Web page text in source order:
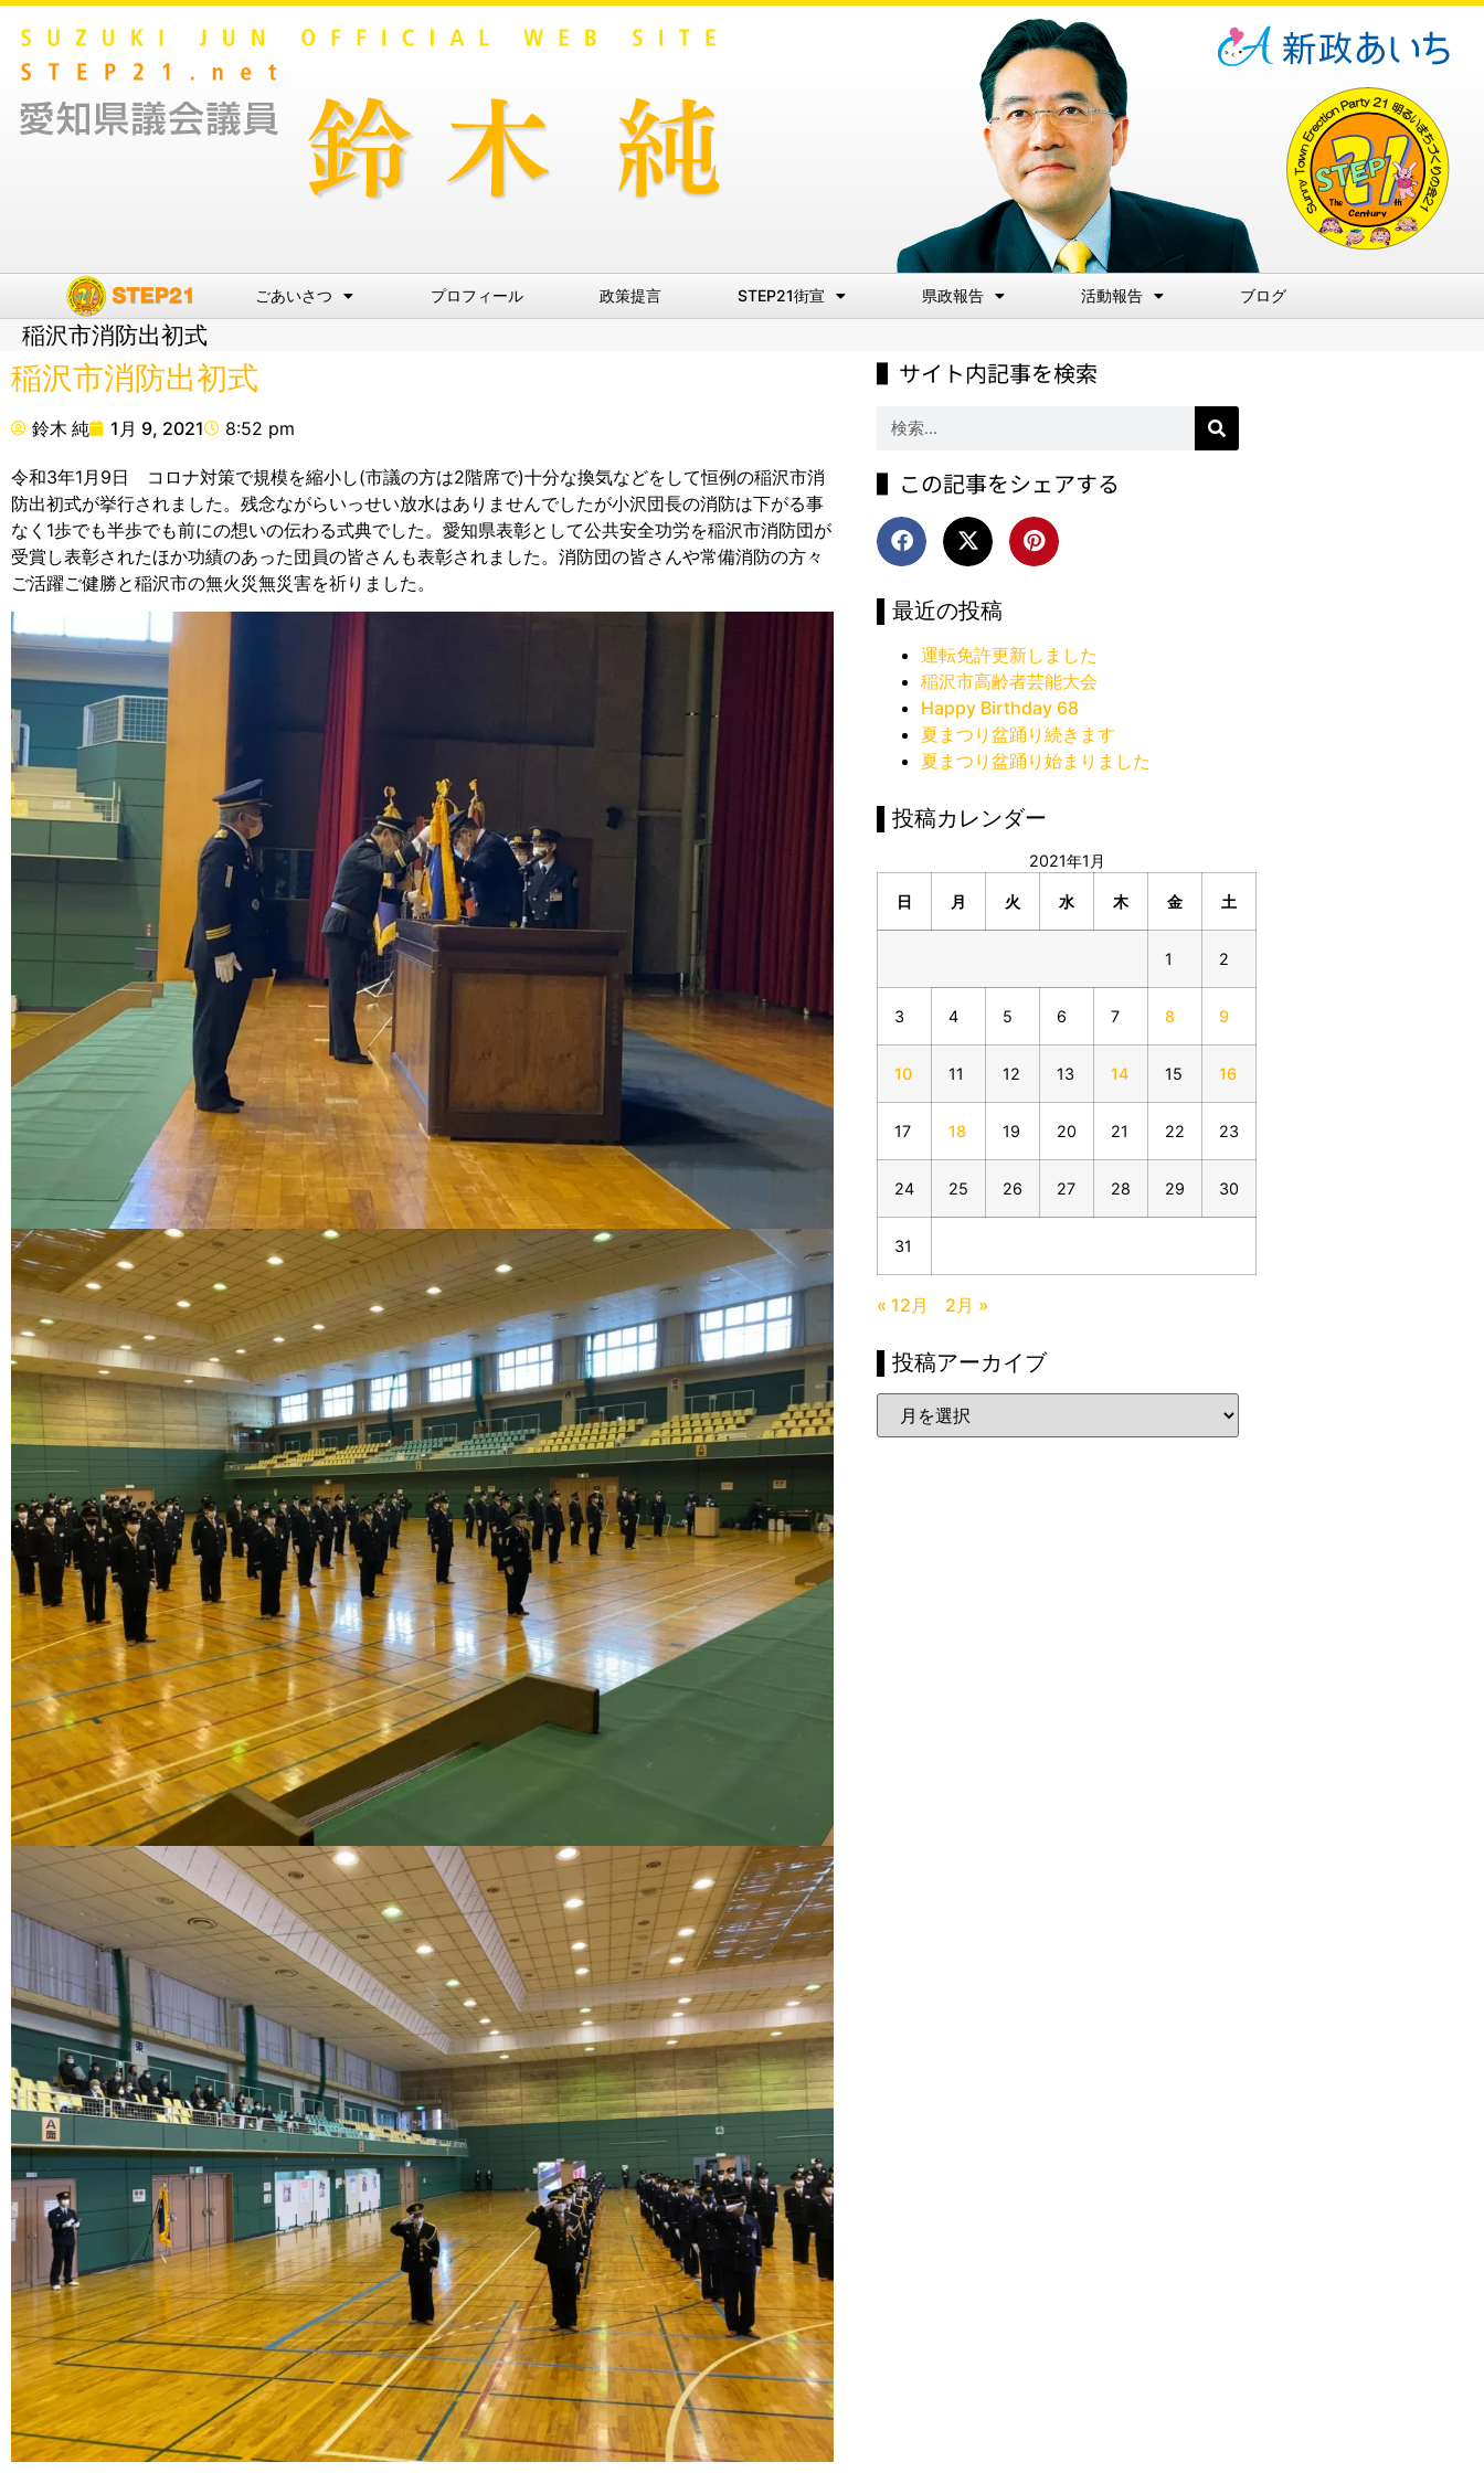
ごあいさつ プロフィール 政策提言 STEP21街宣 県政報告 活動報告 ブログ
稲沢市消防出初式
稲沢市消防出初式
鈴木 純 1月 9, 2021 8:52 pm
令和3年1月9日 コロナ対策で規模を縮小し(市議の方は2階席で)十分な換気などをして恒例の稲沢市消
防出初式が挙行されました。残念ながらいっせい放水はありませんでしたが小沢団長の消防は下がる事
なく1歩でも半歩でも前にの想いの伝わる式典でした。愛知県表彰として公共安全功労を稲沢市消防団が
受賞し表彰されたほか功績のあった団員の皆さんも表彰されました。消防団の皆さんや常備消防の方々
ご活躍ご健勝と稲沢市の無火災無災害を祈りました。
▌サイト内記事を検索
▌この記事をシェアする
▌最近の投稿
運転免許更新しました
稲沢市高齢者芸能大会
Happy Birthday 68
夏まつり盆踊り続きます
夏まつり盆踊り始まりました
▌投稿カレンダー
2021年1月
日 月 火 水 木 金 土
1 2
3 4 5 6 7 8 9
10 11 12 13 14 15 16
17 18 19 20 21 22 23
24 25 26 27 28 29 30
31
« 12月 2月 »
▌投稿アーカイブ